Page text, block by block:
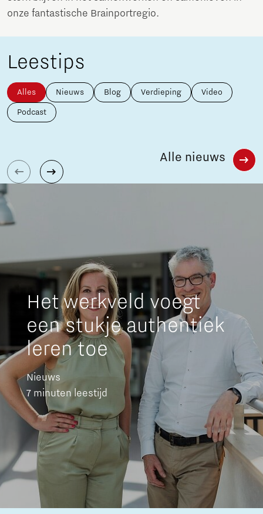
onze fantastische Brainportregio.
Leestips
Alles Nieuws Blog Verdieping Video
Podcast
Het werkveld voegt
een stukje authentiek
leren toe
Nieuws
7 minuten leestijd
Alle nieuws